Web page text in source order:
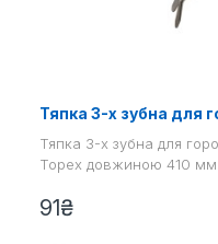
Тяпка 3-х зубна для
Тяпка 3-х зубна для
Topex довжиною 410 мм.
91₴